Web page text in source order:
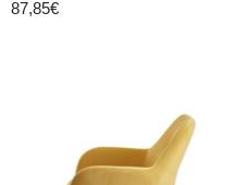
Überbau mix
87,85€